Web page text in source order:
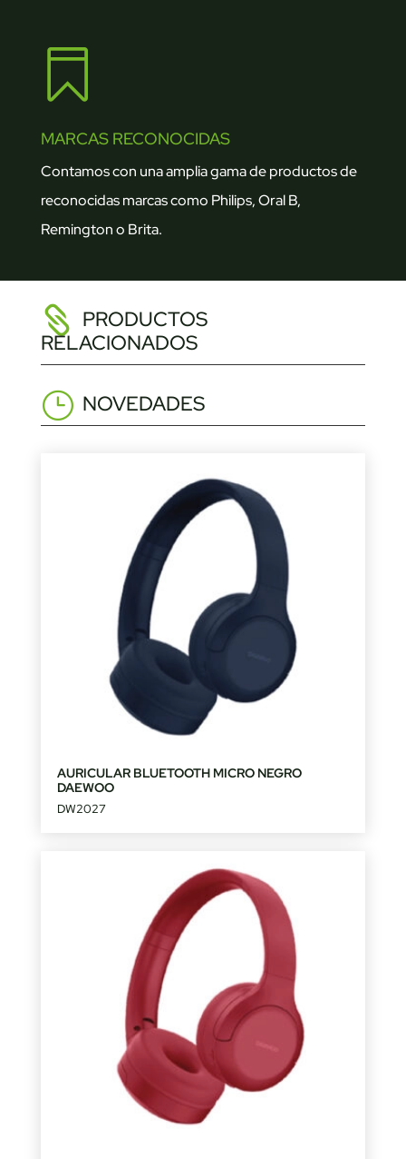

MARCAS RECONOCIDAS
Contamos con una amplia gama de productos de
reconocidas marcas como Philips, Oral B,
Remington o Brita.
PRODUCTOS
RELACIONADOS
NOVEDADES
AURICULAR BLUETOOTH MICRO NEGRO
DAEWOO
DW2027